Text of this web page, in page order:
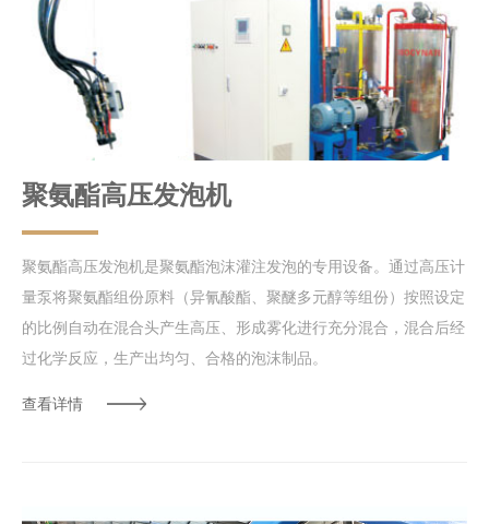
聚氨酯高压发泡机
聚氨酯高压发泡机是聚氨酯泡沫灌注发泡的专用设备。通过高压计
量泵将聚氨酯组份原料（异氰酸酯、聚醚多元醇等组份）按照设定
的比例自动在混合头产生高压、形成雾化进行充分混合，混合后经
过化学反应，生产出均匀、合格的泡沫制品。
查看详情